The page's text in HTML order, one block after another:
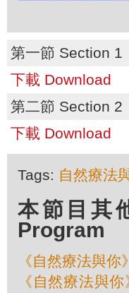
第一節 Section 1
下載 Download
第二節 Section 2
下載 Download
Tags: 自然療法
本節目其
Program
《自然療法與
《自然療法與